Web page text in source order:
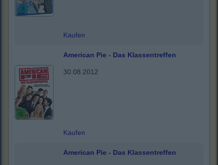
Kaufen
American Pie - Das Klassentreffen
30.08.2012
Kaufen
American Pie - Das Klassentreffen